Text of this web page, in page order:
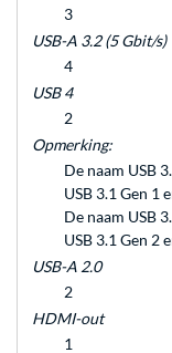
3
USB-A 3.2 (5 Gbit/s)
4
USB 4
2
Opmerking:
De naam USB
USB 3.1 Gen 1
De naam USB
USB 3.1 Gen 2
USB-A 2.0
2
HDMI-out
1